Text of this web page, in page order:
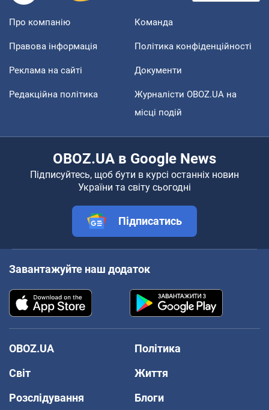
Про компанію Команда
Правова інформація Політика конфіденційності
Реклама на сайті Документи
Редакційна політика
Журналісти OBOZ.UA на
місці подій
OBOZ.UA в Google News
Підписуйтесь, щоб бути в курсі останніх новин
України та світу сьогодні
Підписатись
Завантажуйте наш додаток
OBOZ.UA
Політика
Світ
Життя
Розслідування
Блоги